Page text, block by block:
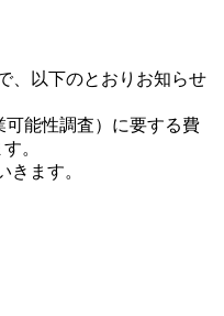
、以下のとおりお知らせ
能性調査）に要する費
。
ます。